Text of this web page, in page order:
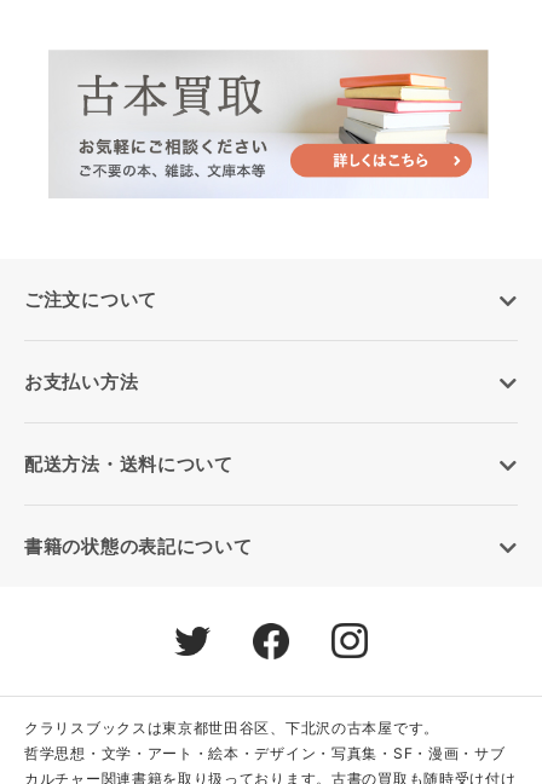
ご注文について
お支払い方法
配送方法・送料について
書籍の状態の表記について
クラリスブックスは東京都世田谷区、下北沢の古本屋です。
哲学思想・文学・アート・絵本・デザイン・写真集・SF・漫画・サブ
カルチャー関連書籍を取り扱っております。古書の買取も随時受け付け